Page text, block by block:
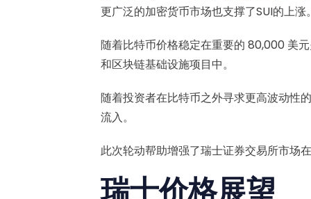
更广泛的加密货币市场也支撑了SUI的上涨
随着比特币价格稳定在重要的 80,000 美
和区块链基础设施项目中。
随着投资者在比特币之外寻求更高波动性
流入。
此次轮动帮助增强了瑞士证券交易所市场